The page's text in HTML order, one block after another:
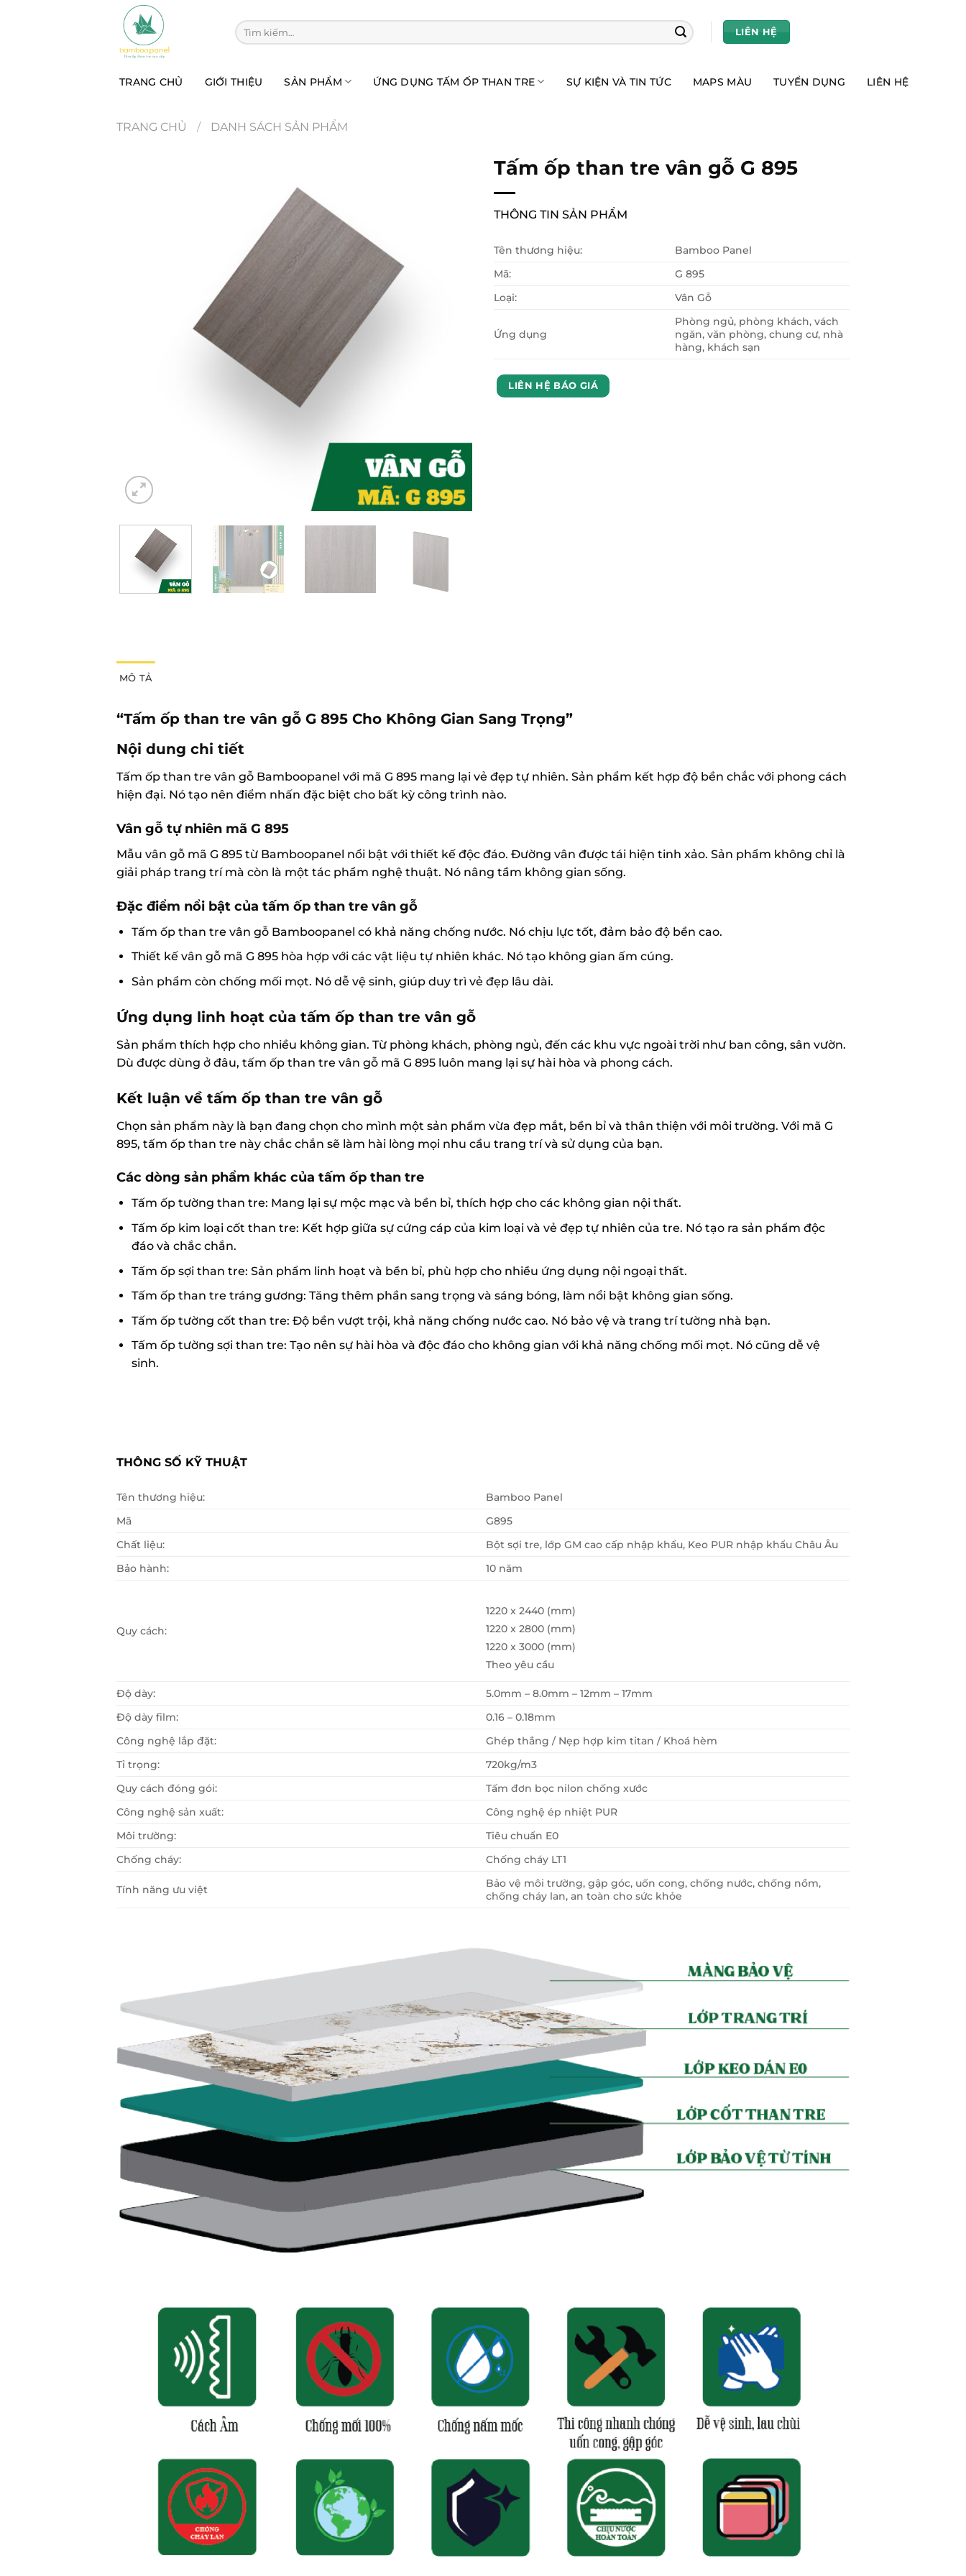
Tìm kiếm: LIÊN HỆ
TRANG CHỦ GIỚI THIỆU SẢN PHẨM ỨNG DỤNG TẤM ỐP THAN TRE SỰ KIỆN VÀ TIN TỨC MAPS MÀU TUYỂN DỤNG LIÊN HỆ
TRANG CHỦ / DANH SÁCH SẢN PHẨM
Tấm ốp than tre vân gỗ G 895
THÔNG TIN SẢN PHẨM
Tên thương hiệu:
Bamboo Panel
Mã:
G 895
Loại:
Vân Gỗ
Ứng dụng
Phòng ngủ, phòng khách, vách
ngăn, văn phòng, chung cư, nhà
hàng, khách sạn
LIÊN HỆ BÁO GIÁ
MÔ TẢ
“Tấm ốp than tre vân gỗ G 895 Cho Không Gian Sang Trọng”
Nội dung chi tiết
Tấm ốp than tre vân gỗ Bamboopanel với mã G 895 mang lại vẻ đẹp tự nhiên. Sản phẩm kết hợp độ bền chắc với phong cách
hiện đại. Nó tạo nên điểm nhấn đặc biệt cho bất kỳ công trình nào.
Vân gỗ tự nhiên mã G 895
Mẫu vân gỗ mã G 895 từ Bamboopanel nổi bật với thiết kế độc đáo. Đường vân được tái hiện tinh xảo. Sản phẩm không chỉ là
giải pháp trang trí mà còn là một tác phẩm nghệ thuật. Nó nâng tầm không gian sống.
Đặc điểm nổi bật của tấm ốp than tre vân gỗ
Tấm ốp than tre vân gỗ Bamboopanel có khả năng chống nước. Nó chịu lực tốt, đảm bảo độ bền cao.
Thiết kế vân gỗ mã G 895 hòa hợp với các vật liệu tự nhiên khác. Nó tạo không gian ấm cúng.
Sản phẩm còn chống mối mọt. Nó dễ vệ sinh, giúp duy trì vẻ đẹp lâu dài.
Ứng dụng linh hoạt của tấm ốp than tre vân gỗ
Sản phẩm thích hợp cho nhiều không gian. Từ phòng khách, phòng ngủ, đến các khu vực ngoài trời như ban công, sân vườn.
Dù được dùng ở đâu, tấm ốp than tre vân gỗ mã G 895 luôn mang lại sự hài hòa và phong cách.
Kết luận về tấm ốp than tre vân gỗ
Chọn sản phẩm này là bạn đang chọn cho mình một sản phẩm vừa đẹp mắt, bền bỉ và thân thiện với môi trường. Với mã G
895, tấm ốp than tre này chắc chắn sẽ làm hài lòng mọi nhu cầu trang trí và sử dụng của bạn.
Các dòng sản phẩm khác của tấm ốp than tre
Tấm ốp tường than tre: Mang lại sự mộc mạc và bền bỉ, thích hợp cho các không gian nội thất.
Tấm ốp kim loại cốt than tre: Kết hợp giữa sự cứng cáp của kim loại và vẻ đẹp tự nhiên của tre. Nó tạo ra sản phẩm độc
đáo và chắc chắn.
Tấm ốp sợi than tre: Sản phẩm linh hoạt và bền bỉ, phù hợp cho nhiều ứng dụng nội ngoại thất.
Tấm ốp than tre tráng gương: Tăng thêm phần sang trọng và sáng bóng, làm nổi bật không gian sống.
Tấm ốp tường cốt than tre: Độ bền vượt trội, khả năng chống nước cao. Nó bảo vệ và trang trí tường nhà bạn.
Tấm ốp tường sợi than tre: Tạo nên sự hài hòa và độc đáo cho không gian với khả năng chống mối mọt. Nó cũng dễ vệ
sinh.
THÔNG SỐ KỸ THUẬT
Tên thương hiệu:
Bamboo Panel
Mã
G895
Chất liệu:
Bột sợi tre, lớp GM cao cấp nhập khẩu, Keo PUR nhập khẩu Châu Âu
Bảo hành:
10 năm
Quy cách:
1220 x 2440 (mm)
1220 x 2800 (mm)
1220 x 3000 (mm)
Theo yêu cầu
Độ dày:
5.0mm – 8.0mm – 12mm – 17mm
Độ dày film:
0.16 – 0.18mm
Công nghệ lắp đặt:
Ghép thẳng / Nẹp hợp kim titan / Khoá hèm
Tỉ trọng:
720kg/m3
Quy cách đóng gói:
Tấm đơn bọc nilon chống xước
Công nghệ sản xuất:
Công nghệ ép nhiệt PUR
Môi trường:
Tiêu chuẩn E0
Chống cháy:
Chống cháy LT1
Tính năng ưu việt
Bảo vệ môi trường, gập góc, uốn cong, chống nước, chống nồm,
chống cháy lan, an toàn cho sức khỏe